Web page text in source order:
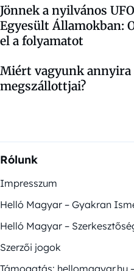
Jönnek a nyilvános
Egyesült Államokban:
el a folyamatot
Miért vagyunk annyira
megszállottjai?
Rólunk
Impresszum
Helló Magyar – Gyakran
Helló Magyar –
Szerzői jogok
Támogatás: hellomagyar.hu